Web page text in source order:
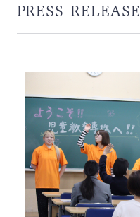
PRESS RELEASE